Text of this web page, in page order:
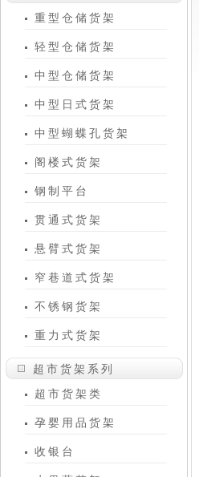
重型仓储货架
轻型仓储货架
中型仓储货架
中型日式货架
中型蝴蝶孔货架
阁楼式货架
钢制平台
贯通式货架
悬臂式货架
窄巷道式货架
不锈钢货架
重力式货架
超市货架系列
超市货架类
孕婴用品货架
收银台